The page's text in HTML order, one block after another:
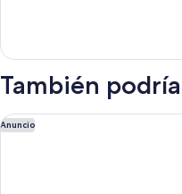
estudio
Terraza
También
Anuncio
Copenhagen Marriott Hotel